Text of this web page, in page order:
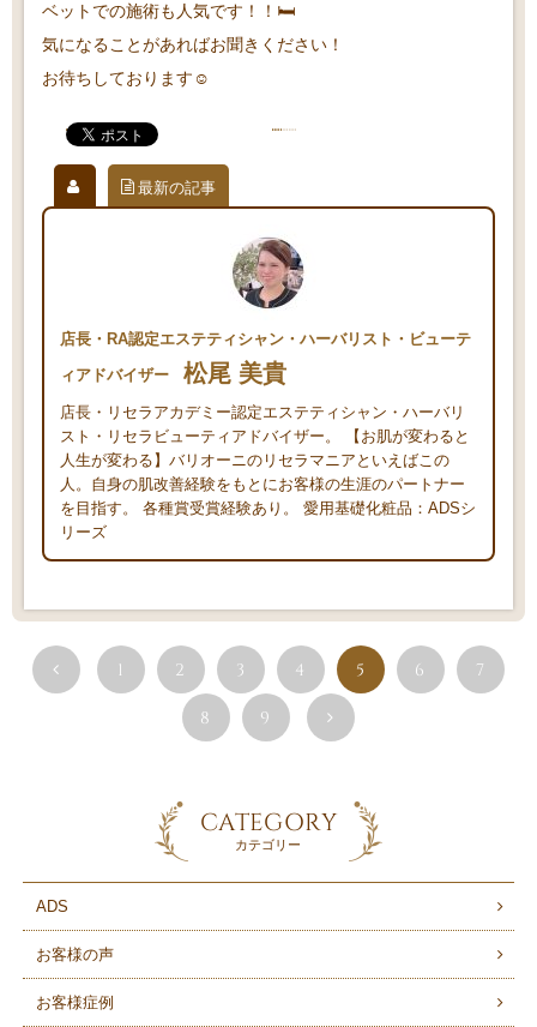
ベットでの施術も人気です！！🛏
気になることがあればお聞きください！
お待ちしております☺️
最新の記事
店長・RA認定エステティシャン・ハーバリスト・ビューテ
ィアドバイザー
松尾 美貴
店長・リセラアカデミー認定エステティシャン・ハーバリ
スト・リセラビューティアドバイザー。 【お肌が変わると
人生が変わる】バリオーニのリセラマニアといえばこの
人。自身の肌改善経験をもとにお客様の生涯のパートナー
を目指す。 各種賞受賞経験あり。 愛用基礎化粧品：ADSシ
リーズ
1 2 3 4 5 6 7
8 9
CATEGORY
カテゴリー
ADS
お客様の声
お客様症例